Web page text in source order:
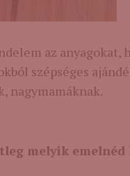
az anyagokat,
szépséges
nagymamáknak.
melyik emelnéd